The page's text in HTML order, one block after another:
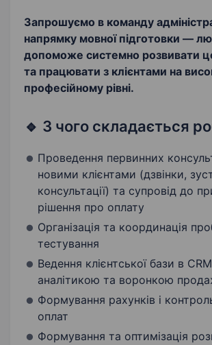
Запрошуємо в команду
напрямку мовної підготовки —
допоможе системно розвивати
та працювати з клієнтами на
професійному рівні.
🔹 З чого складається
Проведення первинних
новими клієнтами (дзвінки,
консультації) та супровід до
рішення про оплату
Організація та координація
тестування
Ведення клієнтської бази в
аналітикою та воронкою
Формування рахунків і
оплат
Формування та оптимізація